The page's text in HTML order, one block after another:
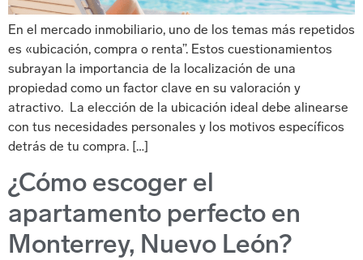
En el mercado inmobiliario, uno de los temas más repetidos
es «ubicación, compra o renta”. Estos cuestionamientos
subrayan la importancia de la localización de una
propiedad como un factor clave en su valoración y
atractivo. La elección de la ubicación ideal debe alinearse
con tus necesidades personales y los motivos específicos
detrás de tu compra. […]
¿Cómo escoger el
apartamento perfecto en
Monterrey, Nuevo León?